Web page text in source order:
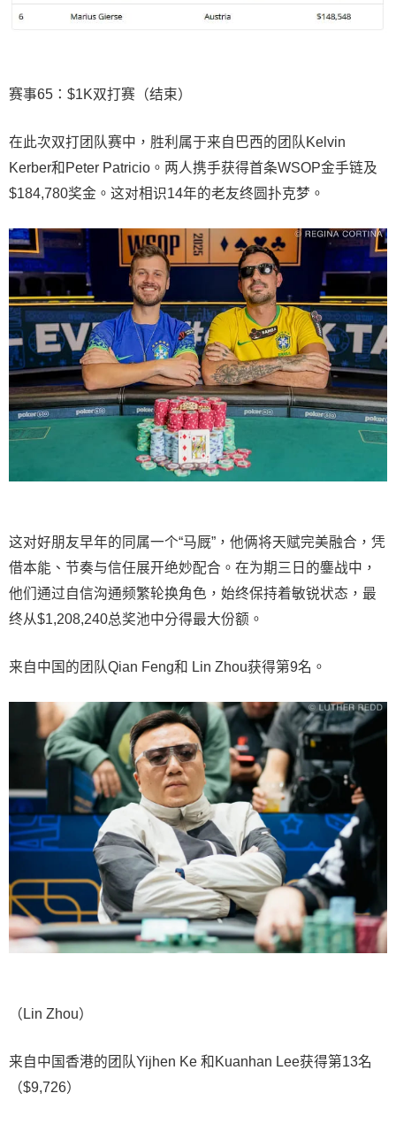
赛事65：$1K双打赛（结束）
在此次双打团队赛中，胜利属于来自巴西的团队Kelvin
Kerber和Peter Patricio。两人携手获得首条WSOP金手链及
$184,780奖金。这对相识14年的老友终圆扑克梦。
这对好朋友早年的同属一个“马厩”，他俩将天赋完美融合，凭
借本能、节奏与信任展开绝妙配合。在为期三日的鏖战中，
他们通过自信沟通频繁轮换角色，始终保持着敏锐状态，最
终从$1,208,240总奖池中分得最大份额。
来自中国的团队Qian Feng和 Lin Zhou获得第9名。
（Lin Zhou）
来自中国香港的团队Yijhen Ke 和Kuanhan Lee获得第13名
（$9,726）